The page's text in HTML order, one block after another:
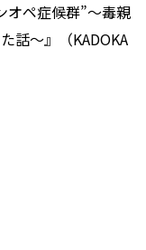
オペ症候群”～毒親
話～』（KADOKA